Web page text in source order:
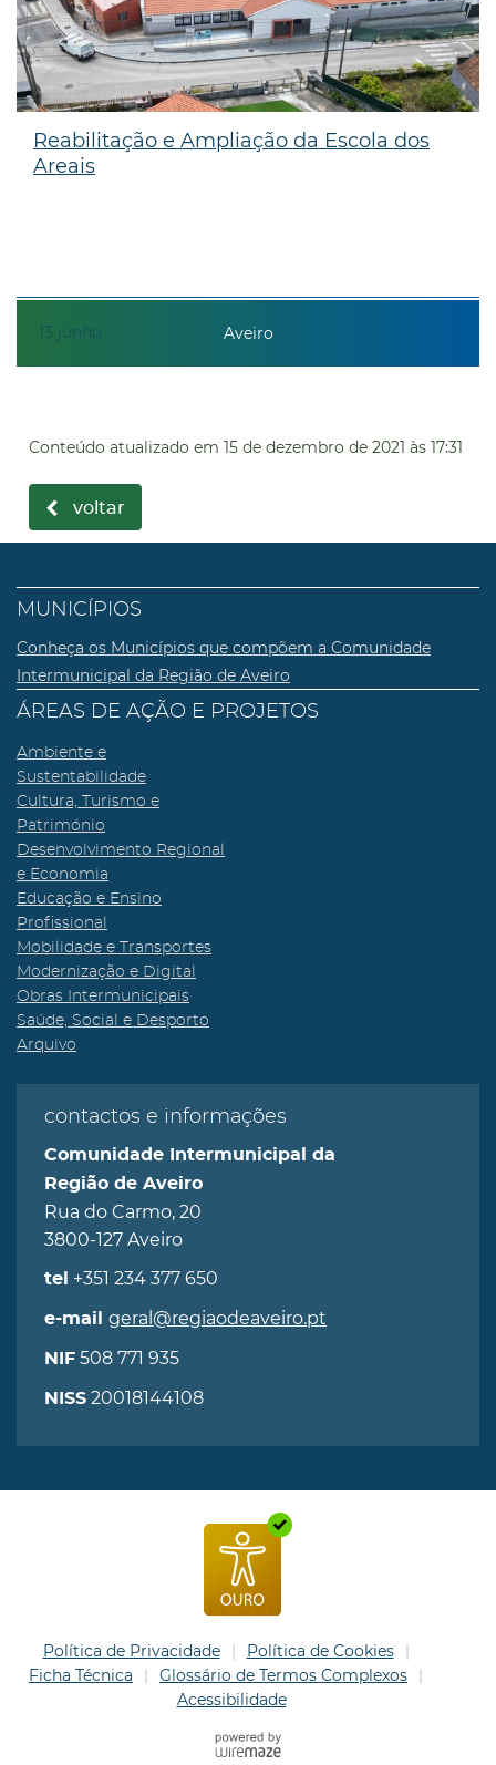
13 junho
Reabilitação e Ampliação da Escola dos
Areais
Aveiro
Conteúdo atualizado em 15 de dezembro de 2021 às 17:31
voltar
MUNICÍPIOS
Conheça os Municípios que compõem a Comunidade
Intermunicipal da Região de Aveiro
ÁREAS DE AÇÃO E PROJETOS
Ambiente e
Sustentabilidade
Cultura, Turismo e
Património
Desenvolvimento Regional
e Economia
Educação e Ensino
Profissional
Mobilidade e Transportes
Modernização e Digital
Obras Intermunicipais
Saúde, Social e Desporto
Arquivo
contactos e informações
Comunidade Intermunicipal da
Região de Aveiro
Rua do Carmo, 20
3800-127 Aveiro
tel +351 234 377 650
e-mail geral@regiaodeaveiro.pt
NIF 508 771 935
NISS 20018144108
Política de Privacidade
Política de Cookies
Ficha Técnica
Glossário de Termos Complexos
Acessibilidade